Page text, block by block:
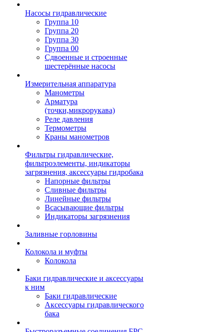
Насосы гидравлические
Группа 10
Группа 20
Группа 30
Группа 00
Сдвоенные и строенные
шестерённые насосы
Измерительная аппаратура
Манометры
Арматура
(точки,микрорукава)
Реле давления
Термометры
Краны манометров
Фильтры гидравлические,
фильтроэлементы, индикаторы
загрязнения, аксессуары гидробака
Напорные фильтры
Сливные фильтры
Линейные фильтры
Всасывающие фильтры
Индикаторы загрязнения
Заливные горловины
Колокола и муфты
Колокола
Баки гидравлические и аксессуары
к ним
Баки гидравлические
Аксессуары гидравлического
бака